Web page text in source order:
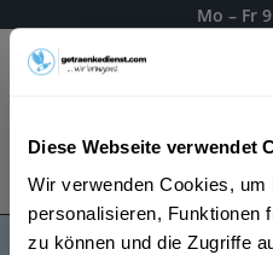
Diese Webseite verwendet
Wir verwenden Cookies, um
personalisieren, Funktionen
zu können und die Zugriffe
Mo – Fr